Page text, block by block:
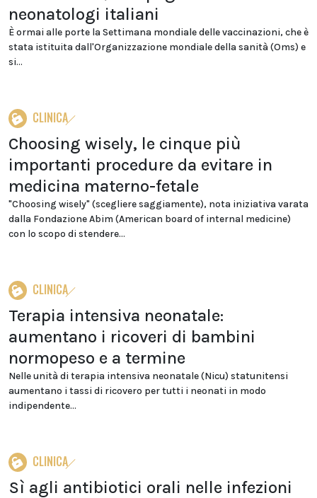
neonatologi italiani
È ormai alle porte la Settimana mondiale delle vaccinazioni, che è
stata istituita dall'Organizzazione mondiale della sanità (Oms) e
si...
CLINICA
Choosing wisely, le cinque più
importanti procedure da evitare in
medicina materno-fetale
"Choosing wisely" (scegliere saggiamente), nota iniziativa varata
dalla Fondazione Abim (American board of internal medicine)
con lo scopo di stendere...
CLINICA
Terapia intensiva neonatale:
aumentano i ricoveri di bambini
normopeso e a termine
Nelle unità di terapia intensiva neonatale (Nicu) statunitensi
aumentano i tassi di ricovero per tutti i neonati in modo
indipendente...
CLINICA
Sì agli antibiotici orali nelle infezioni